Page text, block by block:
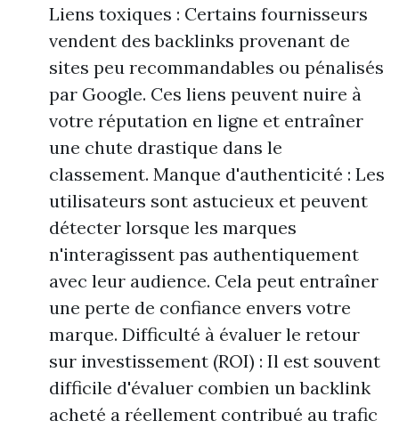
Liens toxiques : Certains fournisseurs
vendent des backlinks provenant de
sites peu recommandables ou pénalisés
par Google. Ces liens peuvent nuire à
votre réputation en ligne et entraîner
une chute drastique dans le
classement. Manque d'authenticité : Les
utilisateurs sont astucieux et peuvent
détecter lorsque les marques
n'interagissent pas authentiquement
avec leur audience. Cela peut entraîner
une perte de confiance envers votre
marque. Difficulté à évaluer le retour
sur investissement (ROI) : Il est souvent
difficile d'évaluer combien un backlink
acheté a réellement contribué au trafic